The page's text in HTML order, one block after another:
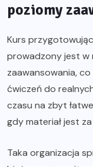
poziomy
Kurs
prowadzony jest w
zaawansowania,
ćwiczeń do
czasu na zbyt
gdy materiał jest
Taka organizacja